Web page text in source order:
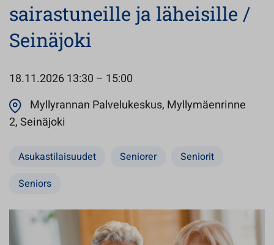
sairastuneille ja läheisille /
Seinäjoki
18.11.202613:30 – 15:00
Myllyrannan Palvelukeskus, Myllymäenrinne
2, Seinäjoki
Asukastilaisuudet Seniorer
Seniorit
Seniors